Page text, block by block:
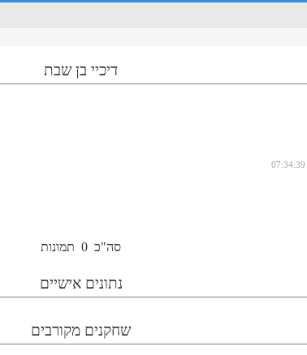
דיכיי בן שבת
סה"כ 0 תמונות
נתונים אישיים
שחקנים מקורבים